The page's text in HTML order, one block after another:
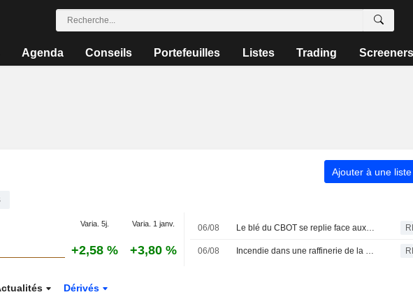
Agenda Conseils Portefeuilles Listes Trading Screeners
Ajouter à une liste
Varia. 5j. Varia. 1 janv.
+2,58 % +3,80 %
06/08 Le blé du CBOT se replie face aux incertitudes en mer Noire
06/08 Incendie dans une raffinerie de la région russe de Iaroslav
Dérivés